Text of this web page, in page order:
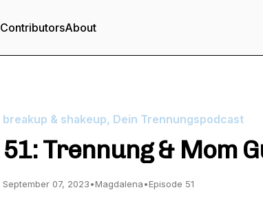
ContributorsAbout
breakup & shakeup, Dein Trennungspodcast
51: Trennung & Mom
September 07, 2023•Magdalena•Episode 51